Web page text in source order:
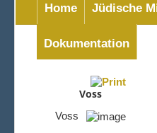
Home Jüdische
Dokumentation
Voss
Voss